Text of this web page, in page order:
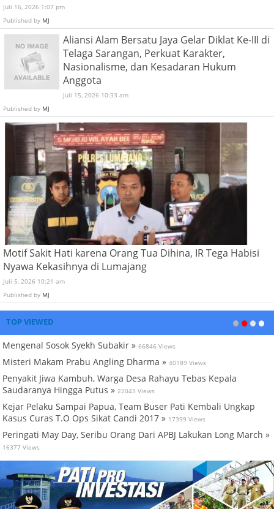
Juli 16, 2026 1:07 pm
Published by MJ
Aliansi Alam Bersatu Jaya Gelar Diklat Ke-III di
Telaga Sarangan, Perkuat Karakter,
Nasionalisme, dan Kesadaran Hukum
Anggota
Juli 15, 2026 10:33 am
Published by MJ
Motif Sakit Hati karena Orang Tua Dihina, IR Tega Habisi
Nyawa Kekasihnya di Lumajang
Juli 5, 2026 10:21 am
Published by MJ
TOP VIEWED
Mengenal Sosok Syekh Subakir » 66846 Views
Misteri Makam Prabu Angling Dharma » 40189 Views
Penyakit Jiwa Kambuh, Warga Desa Rahayu Tebas Kepala
Saudaranya Hingga Putus » 22043 Views
Kejar Pelaku Sampai Papua, Team Buser Pati Kembali Ungkap
Kasus Curas T.O Ops Sikat Candi 2017 » 17399 Views
Peringati May Day, Seribu Orang Dari APBJ Lakukan Long March »
16377 Views